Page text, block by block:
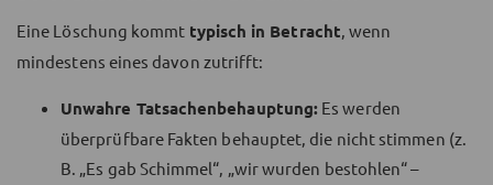
Eine Löschung kommt typisch in Betracht , wenn
mindestens eines davon zutrifft:
Unwahre Tatsachenbehauptung: Es werden
überprüfbare Fakten behauptet, die nicht stimmen (z.
B. „Es gab Schimmel“, „wir wurden bestohlen“ –